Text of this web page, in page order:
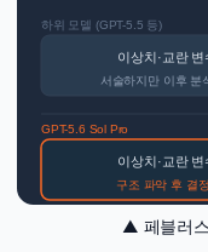
하위 모델 (GPT-5.5 등)
이상치·교란
서술하지만 이후 분
GPT-5.6 Sol Pro
이상치·교란
구조 파악 후 결
▲ 페블러